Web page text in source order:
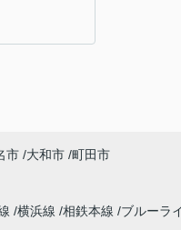
市 大和市 町田市
横浜線 相鉄本線
ブルーラ